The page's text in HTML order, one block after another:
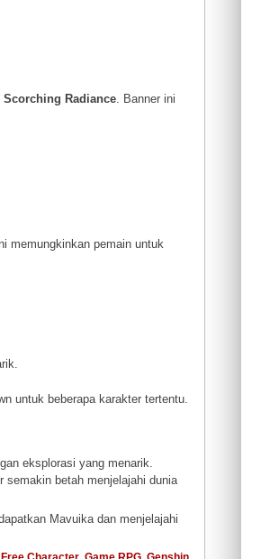
Scorching Radiance. Banner ini
memungkinkan pemain untuk
untuk beberapa karakter tertentu.
eksplorasi yang menarik.
semakin betah menjelajahi dunia
Mavuika dan menjelajahi